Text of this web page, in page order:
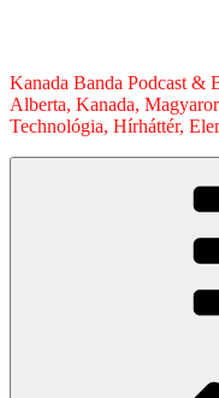
Kanada Banda Podcast &
Alberta, Kanada,
Technológia, Hírháttér,